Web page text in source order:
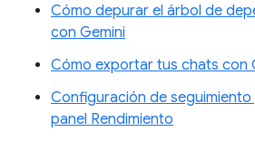
Cómo depurar el árbol de
con Gemini
Cómo exportar tus chats con
Configuración de
panel Rendimiento